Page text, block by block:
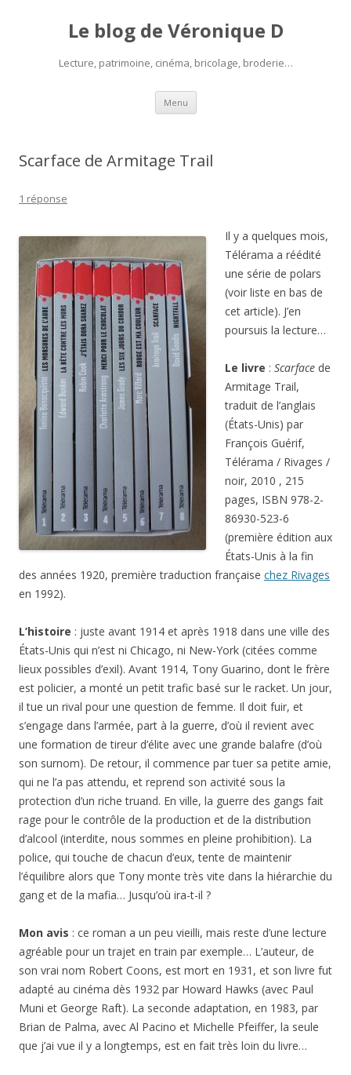
Le blog de Véronique D
Lecture, patrimoine, cinéma, bricolage, broderie…
Menu Aller
contenu
Scarface de Armitage Trail
1 réponse
Il y a quelques mois,
Télérama a réédité
une série de polars
(voir liste en bas de
cet article). J’en
poursuis la lecture…
Le livre : Scarface de
Armitage Trail,
traduit de l’anglais
(États-Unis) par
François Guérif,
Télérama / Rivages /
noir, 2010 , 215
pages, ISBN 978-2-
86930-523-6
(première édition aux
États-Unis à la fin
des années 1920, première traduction française chez Rivages
en 1992).
L’histoire : juste avant 1914 et après 1918 dans une ville des
États-Unis qui n’est ni Chicago, ni New-York (citées comme
lieux possibles d’exil). Avant 1914, Tony Guarino, dont le frère
est policier, a monté un petit trafic basé sur le racket. Un jour,
il tue un rival pour une question de femme. Il doit fuir, et
s’engage dans l’armée, part à la guerre, d’où il revient avec
une formation de tireur d’élite avec une grande balafre (d’où
son surnom). De retour, il commence par tuer sa petite amie,
qui ne l’a pas attendu, et reprend son activité sous la
protection d’un riche truand. En ville, la guerre des gangs fait
rage pour le contrôle de la production et de la distribution
d’alcool (interdite, nous sommes en pleine prohibition). La
police, qui touche de chacun d’eux, tente de maintenir
l’équilibre alors que Tony monte très vite dans la hiérarchie du
gang et de la mafia… Jusqu’où ira-t-il ?
Mon avis : ce roman a un peu vieilli, mais reste d’une lecture
agréable pour un trajet en train par exemple… L’auteur, de
son vrai nom Robert Coons, est mort en 1931, et son livre fut
adapté au cinéma dès 1932 par Howard Hawks (avec Paul
Muni et George Raft). La seconde adaptation, en 1983, par
Brian de Palma, avec Al Pacino et Michelle Pfeiffer, la seule
que j’ai vue il y a longtemps, est en fait très loin du livre…